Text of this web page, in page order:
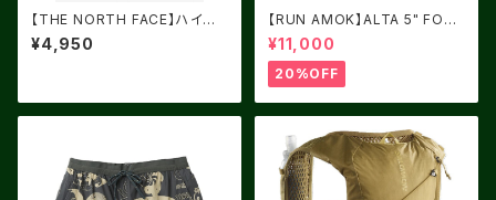
【THE NORTH FACE】ハイカ
ーズフィンガーレスグローブ（ユ
ニセックス）
¥4,950
【RUN AMOK】ALTA 5" FORE
ST
¥11,000
20%OFF